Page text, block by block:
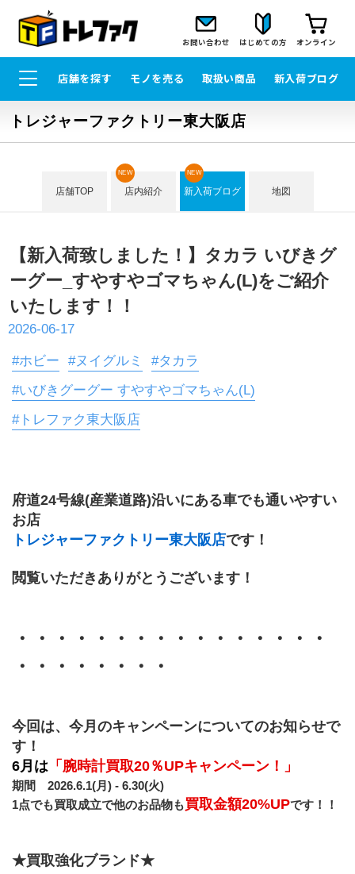
お問い合わせ はじめての方 オンライン
店舗を探す モノを売る 取扱い商品 新入荷ブログ
トレジャーファクトリー東大阪店
店舗TOP 店内紹介
NEW
新入荷ブログ
NEW
地図
【新入荷致しました！】タカラ いびきグ
ーグー_すやすやゴマちゃん(L)をご紹介
いたします！！
2026-06-17
#ホビー #ヌイグルミ
#タカラ
#いびきグーグー すやすやゴマちゃん(L)
#トレファク東大阪店
府道24号線(産業道路)沿いにある車でも通いやすい
お店
トレジャーファクトリー東大阪店です！
閲覧いただきありがとうございます！
・・・・・・・・・・・・・・・・
・・・・・・・・
今回は、今月のキャンペーンについてのお知らせで
す！
6月は 「腕時計買取20％UPキャンペーン！」
期間　2026.6.1(月) - 6.30(火)
1点でも買取成立で他のお品物も買取金額20%UPです！！
★買取強化ブランド★